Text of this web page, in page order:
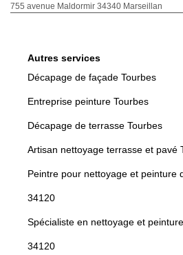
755 avenue Maldormir 34340 Marseillan
Autres services
Décapage de façade Tourbes
Entreprise peinture Tourbes
Décapage de terrasse Tourbes
Artisan nettoyage terrasse et pavé
Peintre pour nettoyage et peinture
34120
Spécialiste en nettoyage et
34120